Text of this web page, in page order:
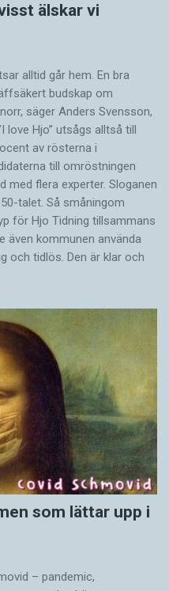
älskar vi
alltid går hem. En bra
budskap om
säger Anders Svensson,
Hjo” utsågs alltså till
av rösterna i
till omröstningen
med flera experter. Sloganen
talet. Så småningom
för Hjo Tidning tillsammans
även kommunen använda
och tidlös. Den är klar och
som lättar upp i
– pandemic,